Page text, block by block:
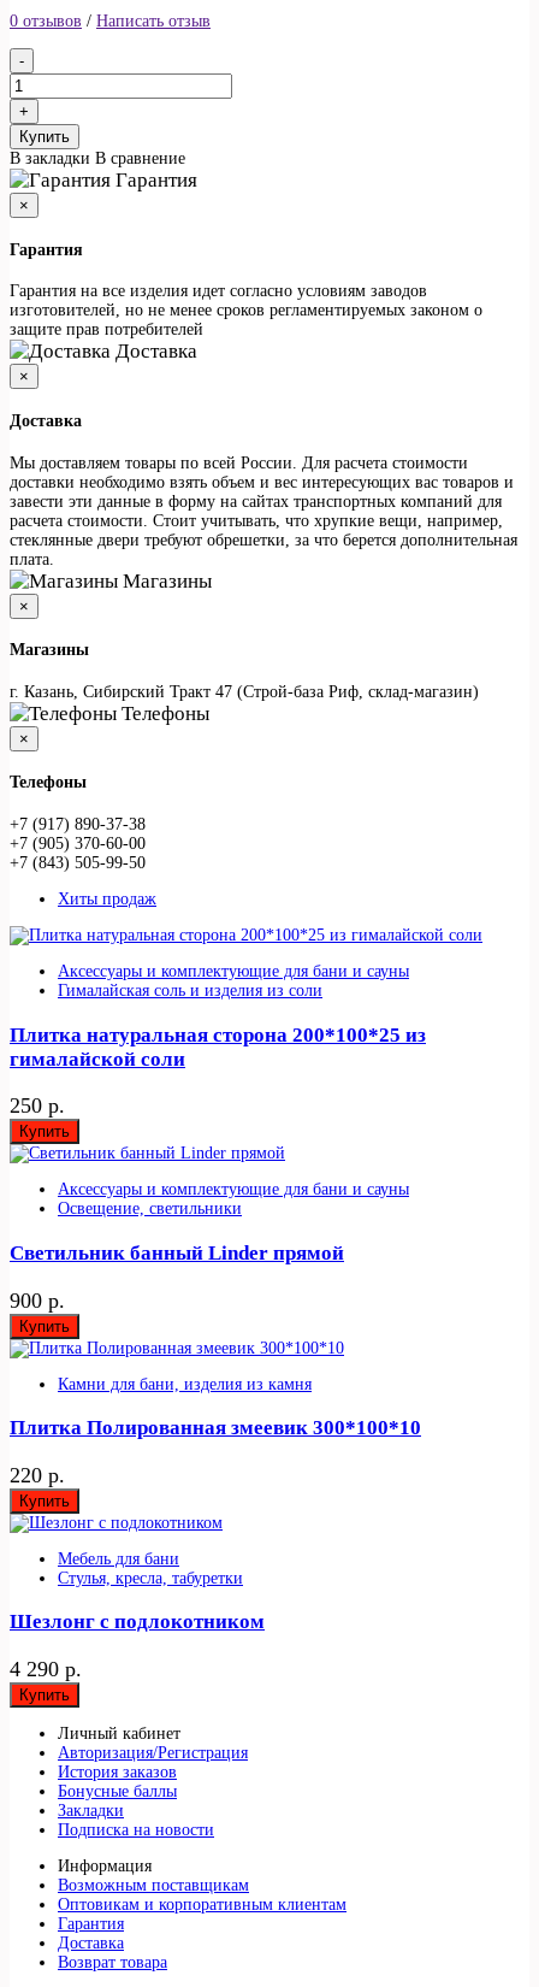
0 отзывов / Написать отзыв
Купить
В закладки В сравнение
Гарантия
×
Гарантия
Гарантия на все изделия идет согласно условиям заводов
изготовителей, но не менее сроков регламентируемых законом о
защите прав потребителей
Доставка
×
Доставка
Мы доставляем товары по всей России. Для расчета стоимости
доставки необходимо взять объем и вес интересующих вас товаров и
завести эти данные в форму на сайтах транспортных компаний для
расчета стоимости. Стоит учитывать, что хрупкие вещи, например,
стеклянные двери требуют обрешетки, за что берется дополнительная
плата.
Магазины
×
Магазины
г. Казань, Сибирский Тракт 47 (Строй-база Риф, склад-магазин)
Телефоны
×
Телефоны
+7 (917) 890-37-38
+7 (905) 370-60-00
+7 (843) 505-99-50
Хиты продаж
Аксессуары и комплектующие для бани и сауны
Гималайская соль и изделия из соли
Плитка натуральная сторона 200*100*25 из
гималайской соли
250 р.
Купить
Аксессуары и комплектующие для бани и сауны
Освещение, светильники
Светильник банный Linder прямой
900 р.
Купить
Камни для бани, изделия из камня
Плитка Полированная змеевик 300*100*10
220 р.
Купить
Мебель для бани
Стулья, кресла, табуретки
Шезлонг с подлокотником
4 290 р.
Купить
Личный кабинет
Авторизация/Регистрация
История заказов
Бонусные баллы
Закладки
Подписка на новости
Информация
Возможным поставщикам
Оптовикам и корпоративным клиентам
Гарантия
Доставка
Возврат товара